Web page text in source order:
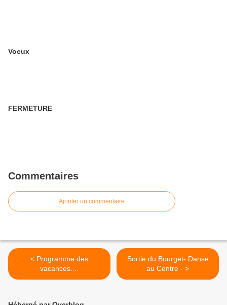
Voeux
FERMETURE
Commentaires
Ajouter un commentaire
< Programme des
vacances....
Sortie du Bourget- Danse
au Centre - >